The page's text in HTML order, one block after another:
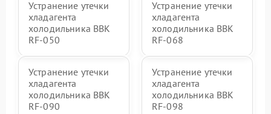
Устранение утечки
хладагента
холодильника BBK
RF-050
Устранение утечки
хладагента
холодильника BBK
RF-068
Устранение утечки
хладагента
холодильника BBK
RF-090
Устранение утечки
хладагента
холодильника BBK
RF-098